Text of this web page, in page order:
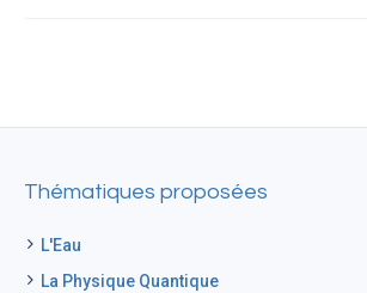
Thématiques proposées
L'Eau
La Physique Quantique